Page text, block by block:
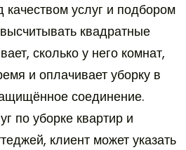
качеством услуг и подбором
квадратные
сколько у него комнат,
и оплачивает уборку в
соединение.
по уборке квартир и
клиент может указать